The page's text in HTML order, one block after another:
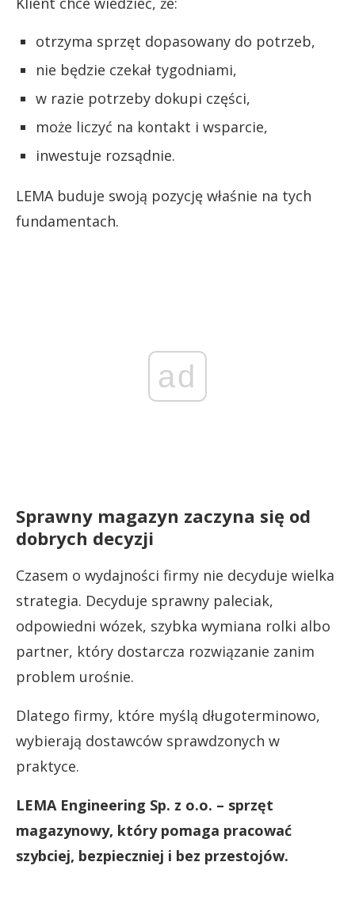
otrzyma sprzęt dopasowany do potrzeb,
nie będzie czekał tygodniami,
w razie potrzeby dokupi części,
może liczyć na kontakt i wsparcie,
inwestuje rozsądnie.
LEMA buduje swoją pozycję właśnie na tych
fundamentach.
ad
Sprawny magazyn zaczyna się od
dobrych decyzji
Czasem o wydajności firmy nie decyduje wielka
strategia. Decyduje sprawny paleciak,
odpowiedni wózek, szybka wymiana rolki albo
partner, który dostarcza rozwiązanie zanim
problem urośnie.
Dlatego firmy, które myślą długoterminowo,
wybierają dostawców sprawdzonych w
praktyce.
LEMA Engineering Sp. z o.o. – sprzęt
magazynowy, który pomaga pracować
szybciej, bezpieczniej i bez przestojów.